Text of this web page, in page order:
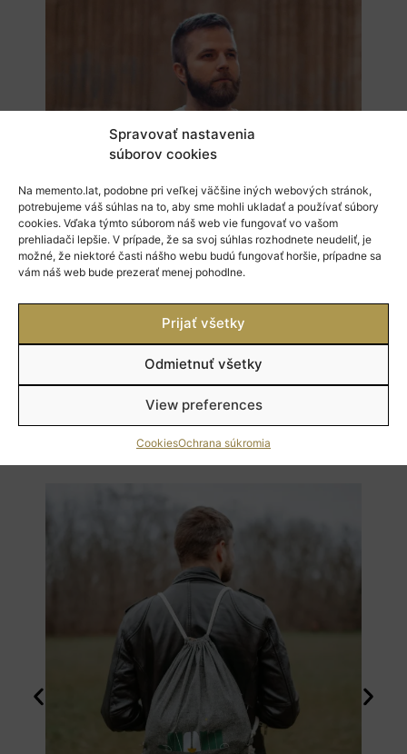
Spravovať nastavenia
súborov cookies
Na memento.lat, podobne pri veľkej väčšine iných webových stránok,
potrebujeme váš súhlas na to, aby sme mohli ukladať a používať súbory
cookies. Vďaka týmto súborom náš web vie fungovať vo vašom
prehliadači lepšie. V prípade, že sa svoj súhlas rozhodnete neudeliť, je
možné, že niektoré časti nášho webu budú fungovať horšie, prípadne sa
vám náš web bude prezerať menej pohodlne.
Prijať všetky
Odmietnuť všetky
View preferences
CookiesOchrana súkromia
ora et labora tričko pánske